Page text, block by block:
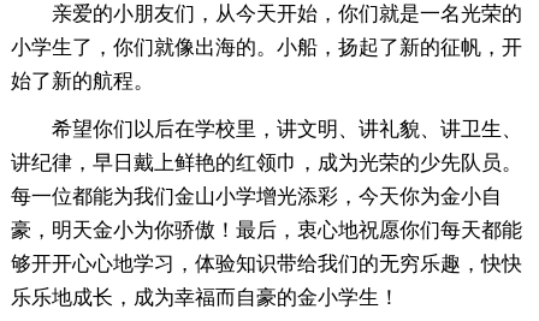
亲爱的小朋友们，从今天开始，你们就是一名光荣的
小学生了，你们就像出海的。小船，扬起了新的征帆，开
始了新的航程。
希望你们以后在学校里，讲文明、讲礼貌、讲卫生、
讲纪律，早日戴上鲜艳的红领巾，成为光荣的少先队员。
每一位都能为我们金山小学增光添彩，今天你为金小自
豪，明天金小为你骄傲！最后，衷心地祝愿你们每天都能
够开开心心地学习，体验知识带给我们的无穷乐趣，快快
乐乐地成长，成为幸福而自豪的金小学生！